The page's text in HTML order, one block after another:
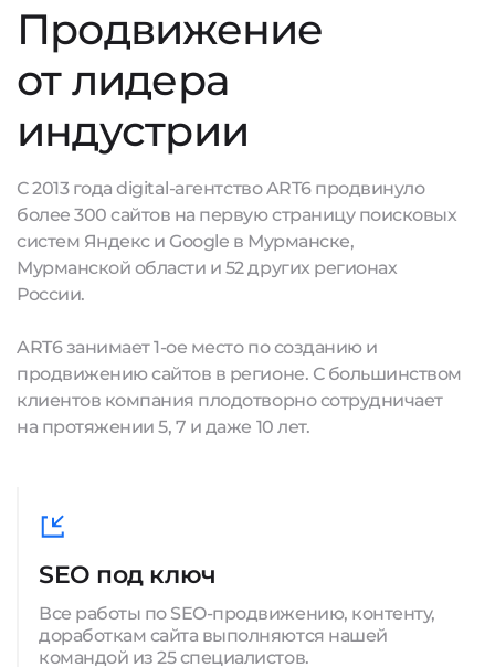
Продвижение
от лидера
индустрии
С 2013 года digital-агентство ART6 продвинуло
более 300 сайтов на первую страницу поисковых
систем Яндекс и Google в Мурманске,
Мурманской области и 52 других регионах
России.
ART6 занимает 1-ое место по созданию и
продвижению сайтов в регионе. С большинством
клиентов компания плодотворно сотрудничает
на протяжении 5, 7 и даже 10 лет.
SEO под ключ
Все работы по SEO-продвижению, контенту,
доработкам сайта выполняются нашей
командой из 25 специалистов.